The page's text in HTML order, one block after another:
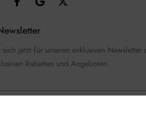
jetzt für unseren exklusiven
Rabatten und Angeboten.